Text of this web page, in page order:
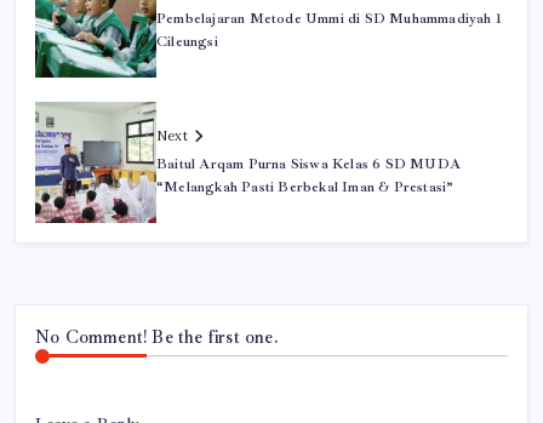
Pembelajaran Metode Ummi di SD Muhammadiyah 1
Cileungsi
Next
Baitul Arqam Purna Siswa Kelas 6 SD MUDA
“Melangkah Pasti Berbekal Iman & Prestasi”
No Comment! Be the first one.